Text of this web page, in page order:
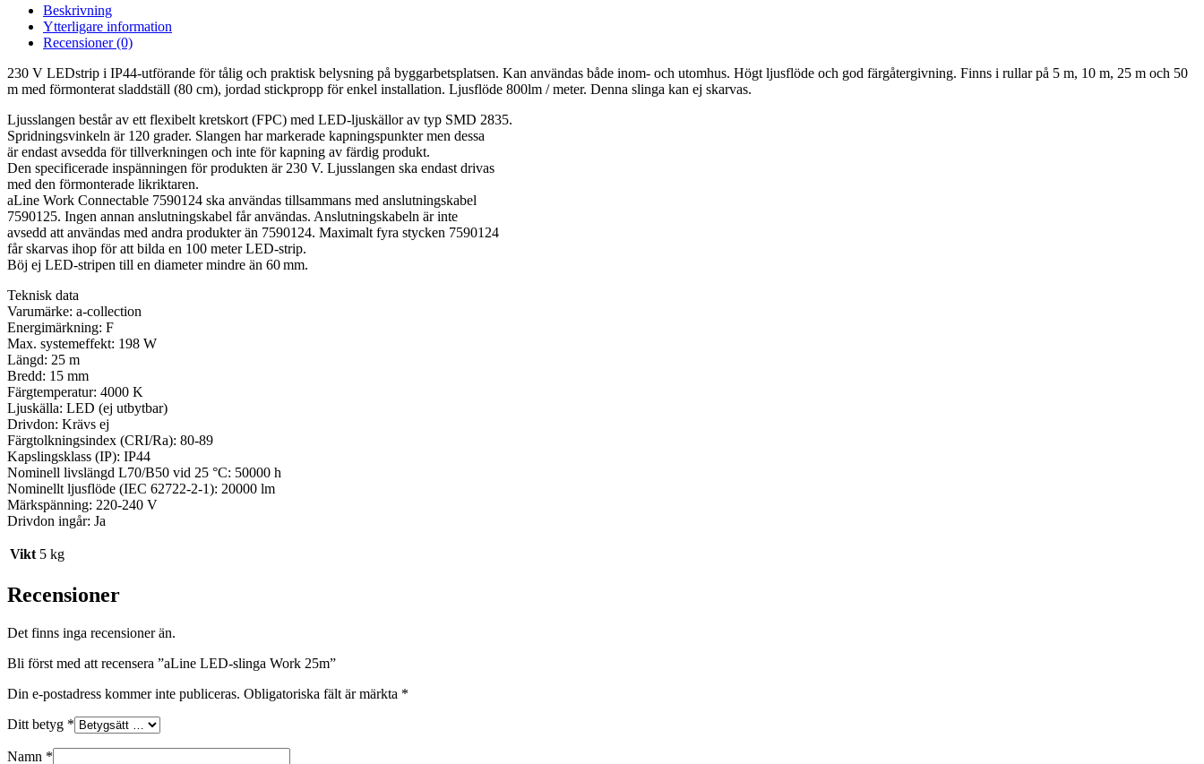
Beskrivning
Ytterligare information
Recensioner (0)
230 V LEDstrip i IP44-utförande för tålig och praktisk belysning på byggarbetsplatsen. Kan användas både inom- och utomhus. Högt ljusflöde och god färgåtergivning. Finns i rullar på 5 m, 10 m, 25 m och 50
m med förmonterat sladdställ (80 cm), jordad stickpropp för enkel installation. Ljusflöde 800lm / meter. Denna slinga kan ej skarvas.
Ljusslangen består av ett flexibelt kretskort (FPC) med LED-ljuskällor av typ SMD 2835.
Spridningsvinkeln är 120 grader. Slangen har markerade kapningspunkter men dessa
är endast avsedda för tillverkningen och inte för kapning av färdig produkt.
Den specificerade inspänningen för produkten är 230 V. Ljusslangen ska endast drivas
med den förmonterade likriktaren.
aLine Work Connectable 7590124 ska användas tillsammans med anslutningskabel
7590125. Ingen annan anslutningskabel får användas. Anslutningskabeln är inte
avsedd att användas med andra produkter än 7590124. Maximalt fyra stycken 7590124
får skarvas ihop för att bilda en 100 meter LED-strip.
Böj ej LED-stripen till en diameter mindre än 60 mm.
Teknisk data
Varumärke: a-collection
Energimärkning: F
Max. systemeffekt: 198 W
Längd: 25 m
Bredd: 15 mm
Färgtemperatur: 4000 K
Ljuskälla: LED (ej utbytbar)
Drivdon: Krävs ej
Färgtolkningsindex (CRI/Ra): 80-89
Kapslingsklass (IP): IP44
Nominell livslängd L70/B50 vid 25 °C: 50000 h
Nominellt ljusflöde (IEC 62722-2-1): 20000 lm
Märkspänning: 220-240 V
Drivdon ingår: Ja
Vikt 5 kg
Recensioner
Det finns inga recensioner än.
Bli först med att recensera ”aLine LED-slinga Work 25m”
Din e-postadress kommer inte publiceras. Obligatoriska fält är märkta *
Ditt betyg *
Namn *